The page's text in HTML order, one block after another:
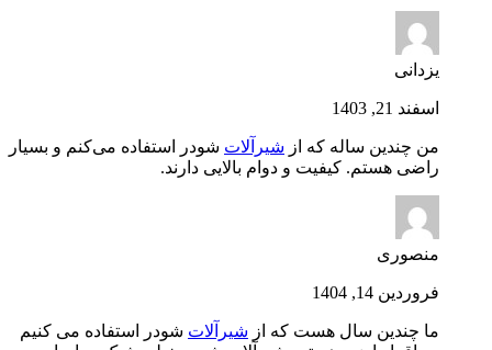
یزدانی
اسفند 21, 1403
من چندین ساله که از شیرآلات شودر استفاده می‌کنم و بسیار
راضی هستم. کیفیت و دوام بالایی دارند.
منصوری
فروردین 14, 1404
ما چندین سال هست که از شیرآلات شودر استفاده می کنیم